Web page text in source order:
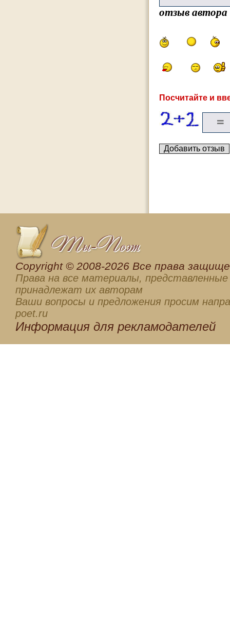
отзыв
Посчитайте и
Сopyright © 2008-2026 Все права
Права на все материалы, представленные
принадлежат их авторам
Ваши вопросы и предложения просим
poet.ru
Информация для рекламодателей